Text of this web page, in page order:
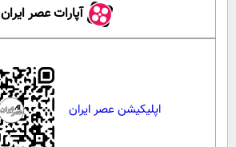
آپارات عصر ایران
اپلیکیشن عصر ایران